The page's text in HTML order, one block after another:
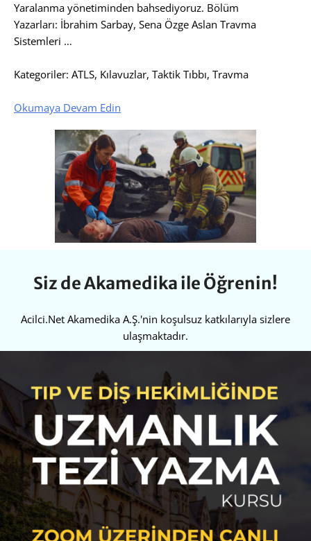
Yaralanma yönetiminden bahsediyoruz. Bölüm
Yazarları: İbrahim Sarbay, Sena Özge Aslan Travma
Sistemleri …
Kategoriler: ATLS, Kılavuzlar, Taktik Tıbbı, Travma
Okumaya Devam Edin
Siz de Akamedika ile Öğrenin!
Acilci.Net Akamedika A.Ş.'nin koşulsuz katkılarıyla sizlere
ulaşmaktadır.